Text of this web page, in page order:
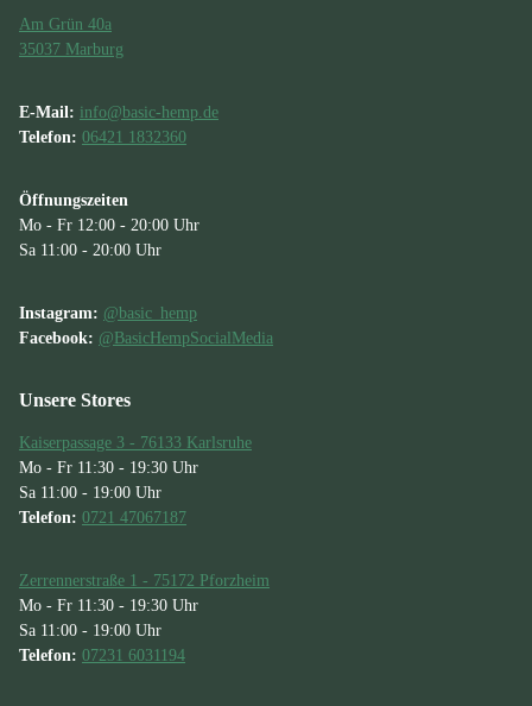
Am Grün 40a
35037 Marburg
E-Mail: info@basic-hemp.de
Telefon: 06421 1832360
Öffnungszeiten
Mo - Fr 12:00 - 20:00 Uhr
Sa 11:00 - 20:00 Uhr
Instagram: @basic_hemp
Facebook: @BasicHempSocialMedia
Unsere Stores
Kaiserpassage 3 - 76133 Karlsruhe
Mo - Fr 11:30 - 19:30 Uhr
Sa 11:00 - 19:00 Uhr
Telefon: 0721 47067187
Zerrennerstraße 1 - 75172 Pforzheim
Mo - Fr 11:30 - 19:30 Uhr
Sa 11:00 - 19:00 Uhr
Telefon: 07231 6031194